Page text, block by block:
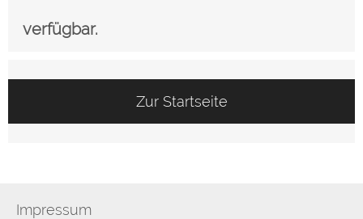
verfügbar.
Zur Startseite
Impressum